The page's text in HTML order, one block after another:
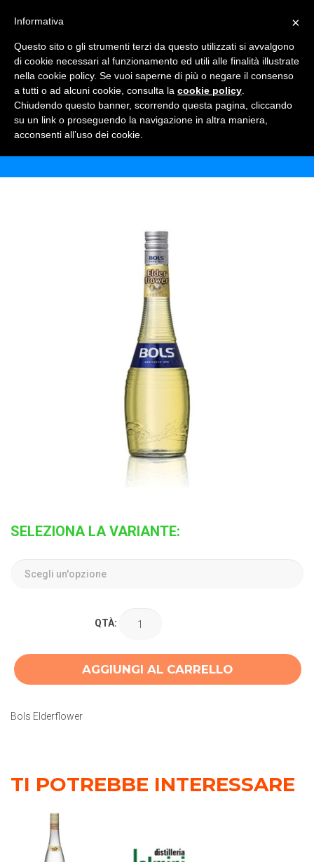
BOLS ELDERFLOWER
Home Shop Alcolici
SELEZIONA LA VARIANTE:
QTÀ:
AGGIUNGI AL CARRELLO
Bols Elderflower
TI POTREBBE INTERESSARE
×
Informativa
Questo sito o gli strumenti terzi da questo utilizzati si avvalgono
di cookie necessari al funzionamento ed utili alle finalità illustrate
nella cookie policy. Se vuoi saperne di più o negare il consenso
a tutti o ad alcuni cookie, consulta la cookie policy
Chiudendo questo banner, scorrendo questa pagina, cliccando
su un link o proseguendo la navigazione in altra maniera,
acconsenti all’uso dei cookie.